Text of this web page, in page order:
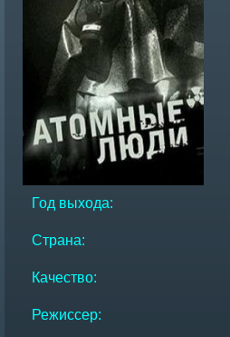
Год выхода:
Страна:
Качество:
Режиссер: